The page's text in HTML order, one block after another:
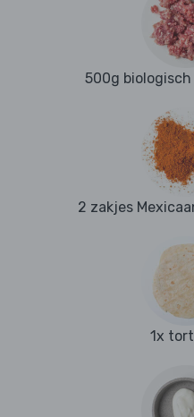
500g
2 zakjes
1x